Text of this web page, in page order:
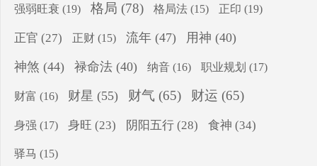
强弱旺衰 (19) 格局 (78) 格局法 (15) 正印 (19)
正官 (27) 正财 (15) 流年 (47) 用神 (40)
神煞 (44) 禄命法 (40) 纳音 (16) 职业规划 (17)
财富 (16) 财星 (55) 财气 (65) 财运 (65)
身强 (17) 身旺 (23) 阴阳五行 (28) 食神 (34)
驿马 (15)